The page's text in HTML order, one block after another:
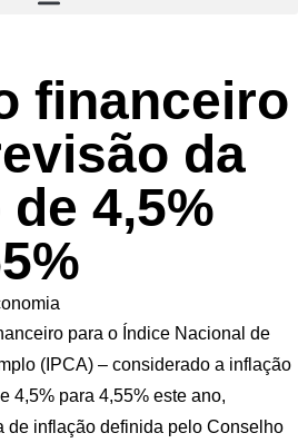
financeiro
da
4,5%
para o Índice Nacional de
(IPCA) – considerado a inflação
4,5% para 4,55% este ano,
de inflação definida pelo Conselho